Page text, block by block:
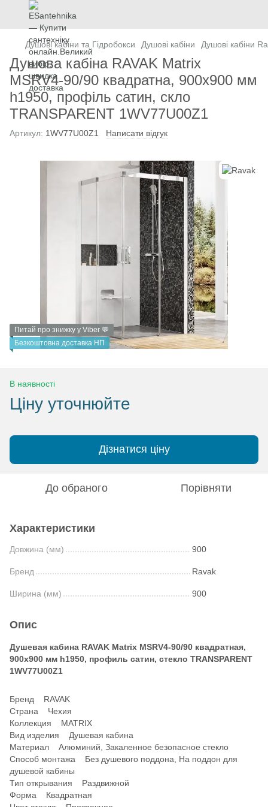
Душові кабіни та Гідробокси Душові кабіни Душові кабіни
Душова кабіна RAVAK Matrix
MSRV4-90/90 квадратна, 900x900 мм
h1950, профіль сатин, скло
TRANSPARENT 1WV77U00Z1
Артикул: 1WV77U00Z1 Написати відгук
Питай про знижку у Viber 💬
Безкоштовна доставка НП
В наявності
Ціну уточнюйте
Дізнатися ціну
До обраного Порівняти
Характеристики
Довжина (мм) 900
Бренд Ravak
Ширина (мм) 900
Опис
Душевая кабина RAVAK Matrix MSRV4-90/90 квадратная,
900x900 мм h1950, профиль сатин, стекло TRANSPARENT
1WV77U00Z1
Бренд RAVAK
Страна Чехия
Коллекция MATRIX
Вид изделия Душевая кабина
Материал Алюминий, Закаленное безопасное стекло
Способ монтажа Без душевого поддона, На поддон для
душевой кабины
Тип открывания Раздвижной
Форма Квадратная